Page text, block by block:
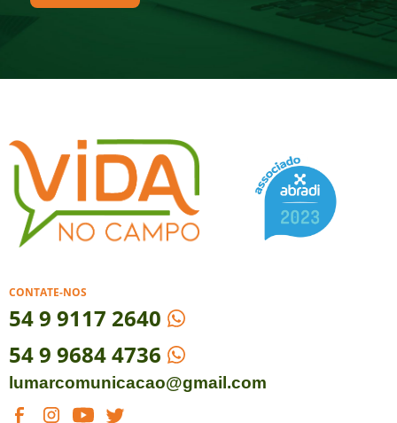
CONTATE-NOS
549 9117 2640
54 9 9684 4736
lumarcomunicacao@gmail.com